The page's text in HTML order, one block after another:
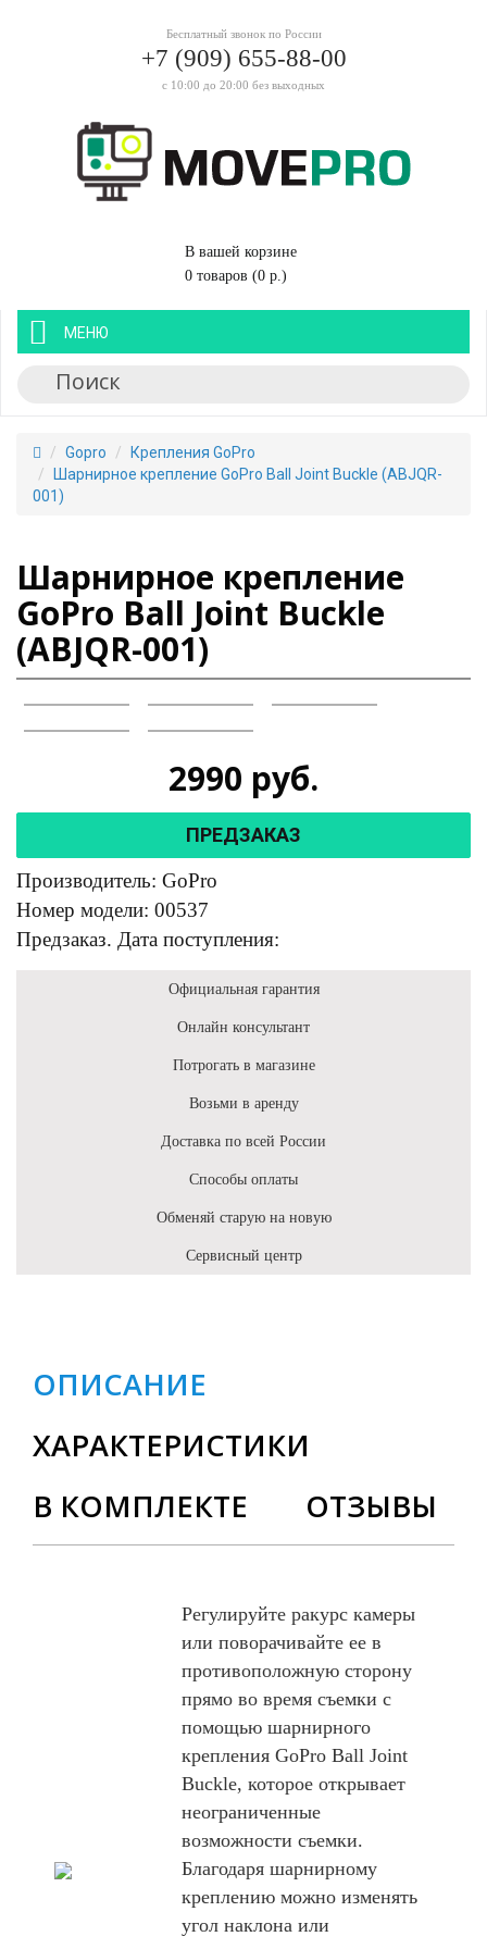
Бесплатный звонок по России
+7 (909) 655-88-00
с 10:00 до 20:00 без выходных
В вашей корзине
0 товаров (0 р.)
МЕНЮ
Gopro
Крепления GoPro
Шарнирное крепление GoPro Ball Joint Buckle (ABJQR-
001)
Шарнирное крепление
GoPro Ball Joint Buckle
(ABJQR-001)
2990 руб.
ПРЕДЗАКАЗ
Производитель: GoPro
Номер модели: 00537
Предзаказ. Дата поступления:
Официальная гарантия
Онлайн консультант
Потрогать в магазине
Возьми в аренду
Доставка по всей России
Способы оплаты
Обменяй старую на новую
Сервисный центр
ОПИСАНИЕ
ХАРАКТЕРИСТИКИ
В КОМПЛЕКТЕ
ОТЗЫВЫ
Регулируйте ракурс камеры
или поворачивайте ее в
противоположную сторону
прямо во время съемки с
помощью шарнирного
крепления GoPro Ball Joint
Buckle, которое открывает
неограниченные
возможности съемки.
Благодаря шарнирному
креплению можно изменять
угол наклона или